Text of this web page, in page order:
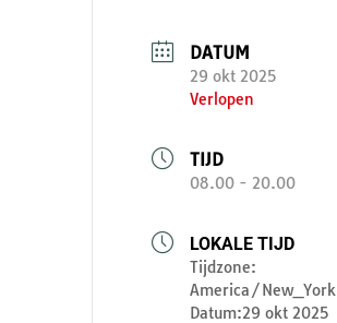
DATUM
29 okt 2025
Verlopen
TIJD
08.00 - 20.00
LOKALE TIJD
Tijdzone:
America/New_York
Datum:29 okt 2025